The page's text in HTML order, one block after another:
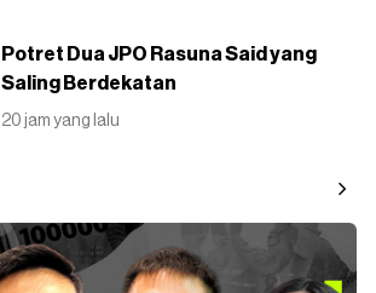
Potret Dua JPO Rasuna Said yang
Saling Berdekatan
20 jam yang lalu